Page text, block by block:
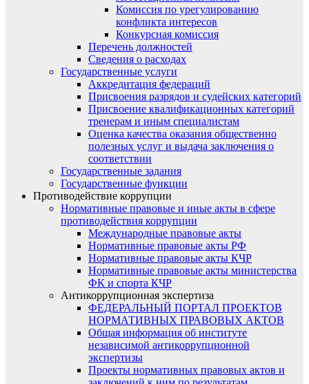
Комиссия по урегулированию
конфликта интересов
Конкурсная комиссия
Перечень должностей
Сведения о расходах
Государственные услуги
Аккредитация федераций
Присвоения разрядов и судейских категорий
Присвоение квалификационных категорий
тренерам и иным специалистам
Оценка качества оказания общественно
полезных услуг и выдача заключения о
соответствии
Государственные задания
Государственные функции
Противодействие коррупции
Нормативные правовые и иные акты в сфере
противодействия коррупции
Международные правовые акты
Нормативные правовые акты РФ
Нормативные правовые акты КЧР
Нормативные правовые акты министерства
ФК и спорта КЧР
Антикоррупционная экспертиза
ФЕДЕРАЛЬНЫЙ ПОРТАЛ ПРОЕКТОВ
НОРМАТИВНЫХ ПРАВОВЫХ АКТОВ
Общая информация об институте
независимой антикоррупционной
экспертизы
Проекты нормативных правовых актов и